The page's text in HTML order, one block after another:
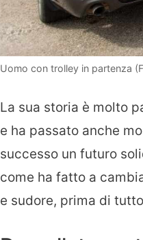
Uomo con trolley in partenza
La sua storia è molto
e ha passato anche
successo un futuro
come ha fatto a
e sudore, prima di